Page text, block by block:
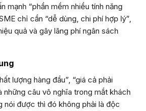
mạnh “phần mềm nhiều tính năng
chỉ cần “dễ dùng, chi phí hợp lý”,
quả và gây lãng phí ngân sách
lượng hàng đầu”, “giá cả phải
những câu vô nghĩa trong mắt khách
nói được thì đó không phải là độc